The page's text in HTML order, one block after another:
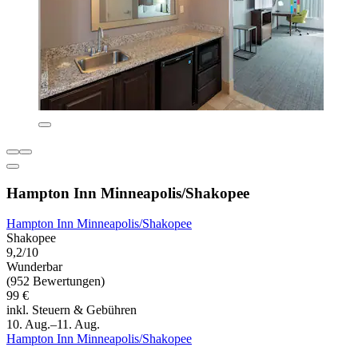
Hampton Inn Minneapolis/Shakopee
Hampton Inn Minneapolis/Shakopee
Shakopee
9,2/10
Wunderbar
(952 Bewertungen)
99 €
inkl. Steuern & Gebühren
10. Aug.–11. Aug.
Hampton Inn Minneapolis/Shakopee